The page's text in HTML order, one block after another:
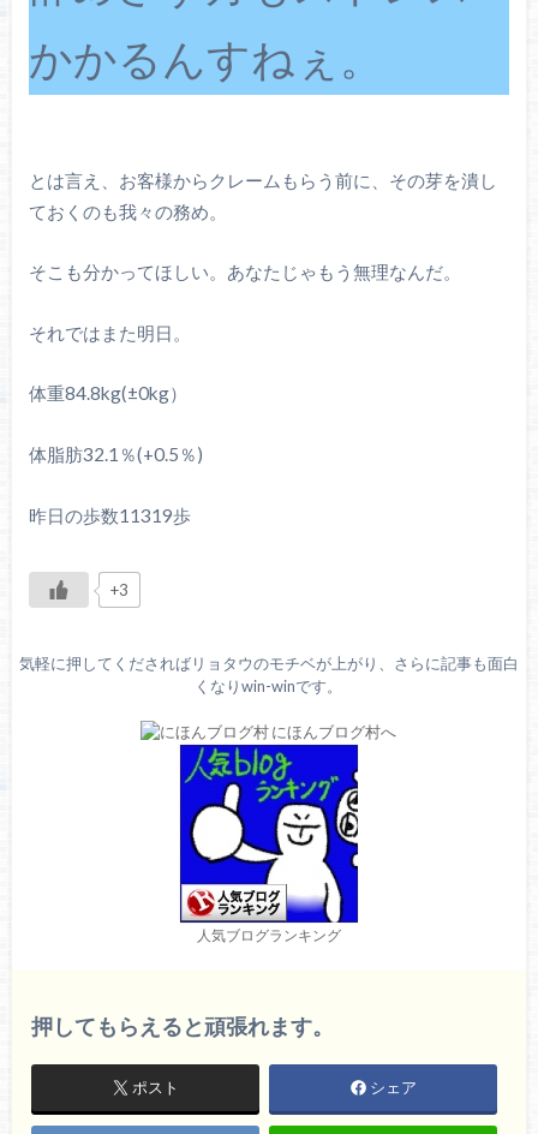
かかるんすねぇ。
とは言え、お客様からクレームもらう前に、その芽を潰し
ておくのも我々の務め。
そこも分かってほしい。あなたじゃもう無理なんだ。
それではまた明日。
体重84.8kg(±0kg）
体脂肪32.1％(+0.5％)
昨日の歩数11319歩
+3
気軽に押してくださればリョタウのモチベが上がり、さらに記事も面白
くなりwin-winです。
人気ブログランキング
押してもらえると頑張れます。
ポスト シェア